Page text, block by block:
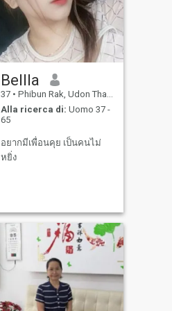
Bellla
37 • Phibun Rak, Udon Thani, Thailandia
Alla ricerca di: Uomo 37 -
65
อยากมีเพื่อนคุย เป็นคนไม่
หยิ่ง